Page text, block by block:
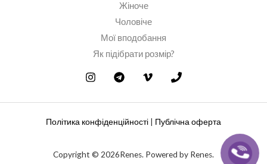
Жіноче
Чоловіче
Мої вподобання
Як підібрати розмір?
Політика конфіденційності Публічна оферта
Copyright © 2026Renes. Powered by Renes.